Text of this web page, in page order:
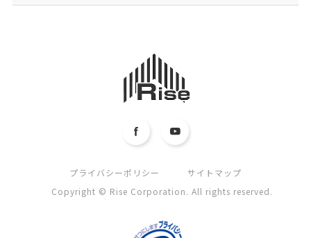
プライバシーポリシー
サイトマップ
Copyright © Rise Corporation. All rights reserved.